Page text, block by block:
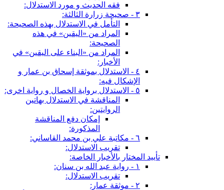
فقه الحديث و مورد الاستدلال:
٣ - صحيحة زرارة الثالثة:
التأمل في الاستدلال بهذه الصحيحة:
المراد من «اليقين» في هذه
الصحيحة:
المراد من «البناء على اليقين» في
الأخبار:
٤ - الاستدلال بموثقة إسحاق بن عمار و
الإشكال فيه:
٥ - الاستدلال برواية الخصال و رواية اخرى:
المناقشة في الاستدلال بهاتين
الروايتين:
إمكان دفع المناقشة
المذكورة:
٦ - مكاتبة علي بن محمد القاساني:
تقريب الاستدلال:
تأييد المختار بالأخبار الخاصة:
١ - رواية عبد الله بن سنان:
تقريب الاستدلال:
٢ - موثقة عمار: